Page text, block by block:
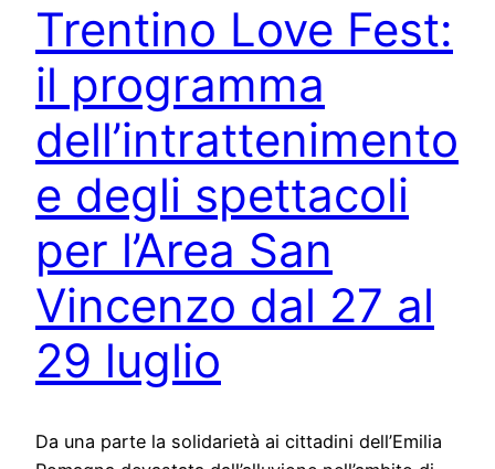
Trentino Love Fest:
il programma
dell’intrattenimento
e degli spettacoli
per l’Area San
Vincenzo dal 27 al
29 luglio
Da una parte la solidarietà ai cittadini dell’Emilia